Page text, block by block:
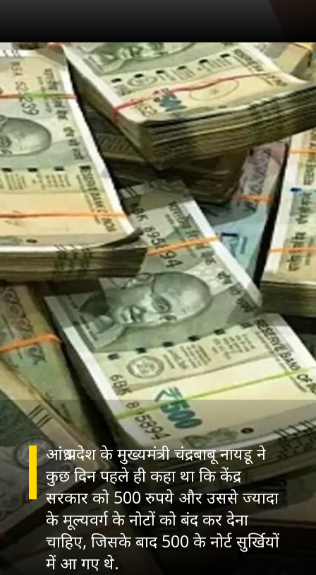
आंध्र प्रदेश के मुख्‍यमंत्री चंद्रबाबू नायडू ने
कुछ दिन पहले ही कहा था कि केंद्र
सरकार को 500 रुपये और उससे ज्‍यादा
के मूल्‍यवर्ग के नोटों को बंद कर देना
चाहिए, जिसके बाद 500 के नोर्ट सुर्खियों
में आ गए थे.